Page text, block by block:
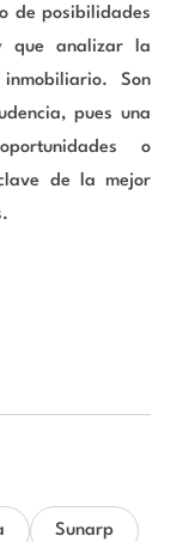
de posibilidades
que analizar la
Son
pues una
o
de la mejor
Sunarp